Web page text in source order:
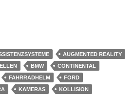
Fahrer: Kameras machen
AUGMENTED REALITY
BMW
CONTINENTAL
FAHRRADHELM
FORD
KAMERAS
KOLLISION